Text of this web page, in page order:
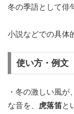
冬の季語として俳
小説などでの具体
使い方・例文
・冬の激しい風
な音を、
虎落笛と